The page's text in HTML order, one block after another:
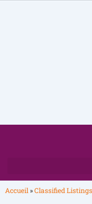
Accueil »Classified Listings